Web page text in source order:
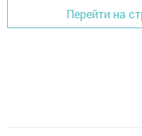
Перейти на